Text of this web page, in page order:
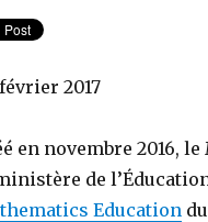
2017
en novembre 2016,
de
Education du